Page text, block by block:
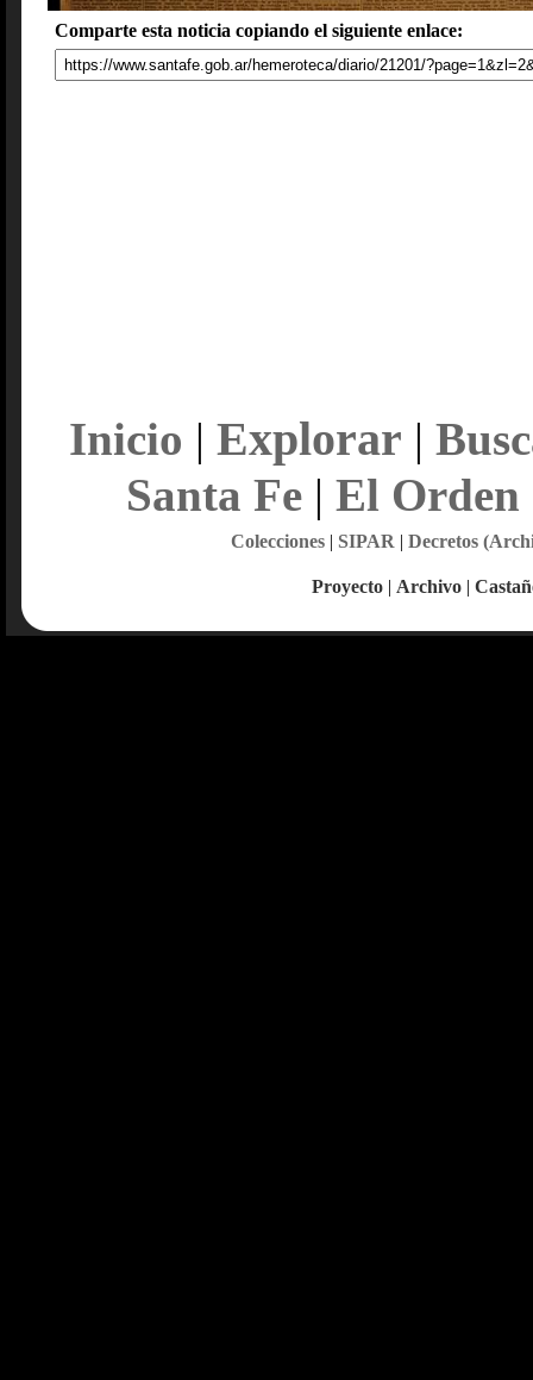
Comparte esta noticia copiando el siguiente enlace:
Inicio | Explorar |
Santa Fe| El Orden
Colecciones| SIPAR | Decretos
Proyecto | Archivo |